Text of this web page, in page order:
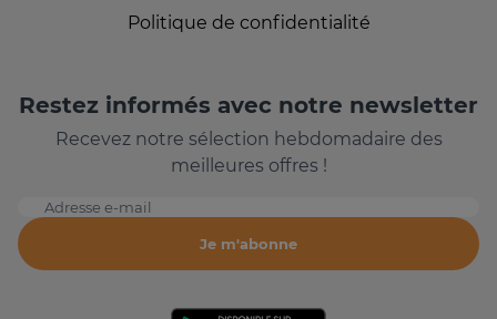
Politique de confidentialité
Restez informés avec notre newsletter
Recevez notre sélection hebdomadaire des
meilleures offres !
Adresse e-mail
Je m'abonne